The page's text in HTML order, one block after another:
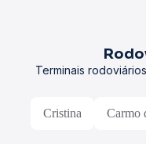
Terminais
Cristina Carmo